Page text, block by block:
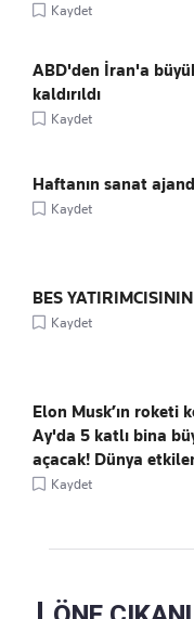
Kaydet
ABD'den İran'a
kaldırıldı
Kaydet
Haftanın sanat
Kaydet
BES
Kaydet
Elon Musk’ın roketi
Ay'da 5 katlı bina
açacak! Dünya
Kaydet